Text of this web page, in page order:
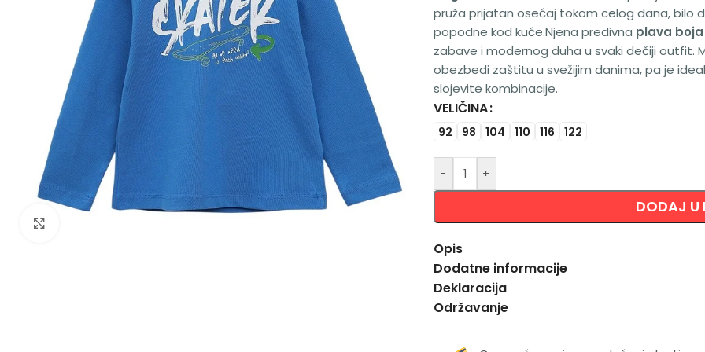
pruža prijatan osećaj tokom celog dana, bilo
popodne kod kuće.Njena predivna plava boja
zabave i modernog duha u svaki dečiji outfit.
obezbedi zaštitu u svežijim danima, pa je
slojevite kombinacije.
VELIČINA
92 98 104 110 116 122
- +
DODAJ U
Alternative:
Opis
Dodatne informacije
Deklaracija
Održavanje